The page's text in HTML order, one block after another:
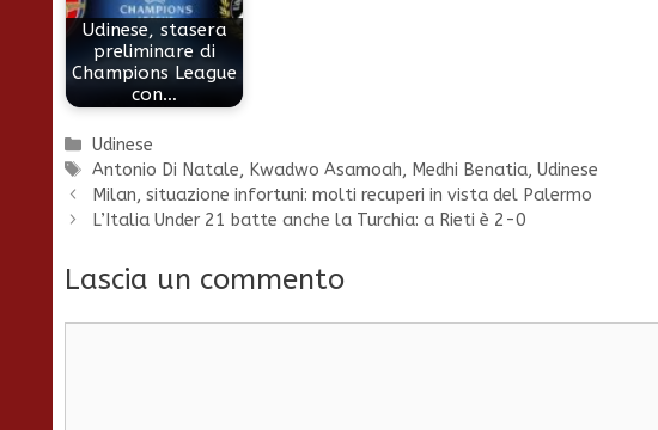
Udinese, stasera
preliminare di
Champions League
con…
Categorie
Udinese
Tag
Antonio Di Natale, Kwadwo Asamoah, Medhi Benatia,Udinese
Milan, situazione infortuni: molti recuperi in vista del Palermo
L’Italia Under 21 batte anche la Turchia: a Rieti è 2-0
Lascia un commento